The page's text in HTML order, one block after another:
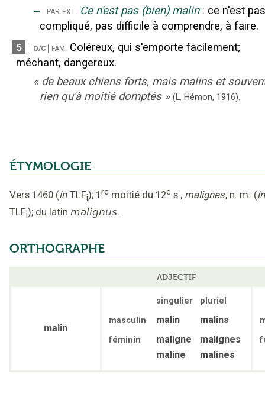
‒ par ext. Ce n'est pas (bien) malin : ce n'est pas
compliqué, pas difficile à comprendre, à faire.
5 Q/C fam. Coléreux, qui s'emporte facilement;
méchant, dangereux.
« de beaux chiens forts, mais malins et
rien qu'à moitié domptés » (L. Hémon, 1916).
ÉTYMOLOGIE
Vers 1460 (in TLFi); 1re moitié du 12e s., malignes, n. m. (in
TLFi); du latin malignus.
ORTHOGRAPHE
ADJECTIF
malin
singulier
pluriel
masculin
malin malins
féminin
maligne
maline
malignes
malines